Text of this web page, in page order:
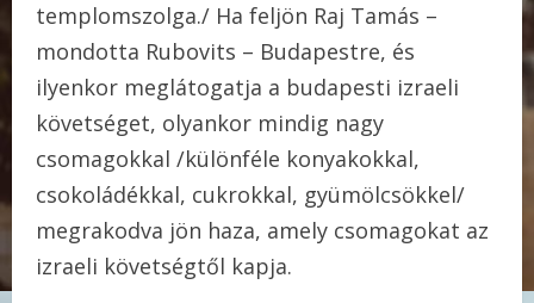
templomszolga./ Ha feljön Raj Tamás –
mondotta Rubovits – Budapestre, és
ilyenkor meglátogatja a budapesti izraeli
követséget, olyankor mindig nagy
csomagokkal /különféle konyakokkal,
csokoládékkal, cukrokkal, gyümölcsökkel/
megrakodva jön haza, amely csomagokat az
izraeli követségtől kapja.